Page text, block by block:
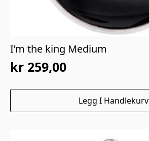
I’m the king Medium
kr 259,00
Legg I Handlekurv